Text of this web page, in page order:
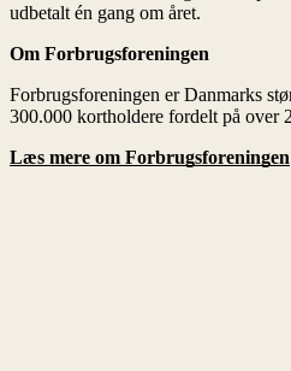
Om Forbrugsforeningen
Læs mere om Forbrugsforeningen